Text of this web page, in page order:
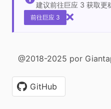
建议前往巨应 3 获取更
前往巨应 3
@2018-2025 por
GitHub